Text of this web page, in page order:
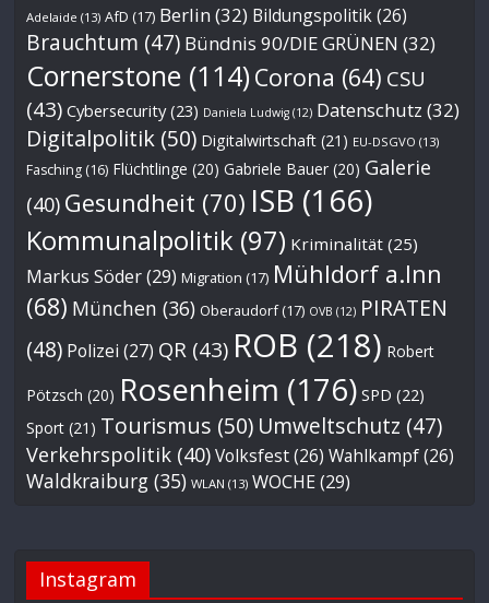
Adelaide (13) AfD (17) Berlin (32) Bildungspolitik(26)
Brauchtum (47) Bündnis 90/DIE GRÜNEN (32)
Cornerstone (114) Corona (64) CSU
(43) Cybersecurity(23) Daniela Ludwig (12) Datenschutz (32)
Digitalpolitik (50) Digitalwirtschaft (21) EU-DSGVO (13)
Fasching (16) Flüchtlinge (20) Gabriele Bauer (20) Galerie
(40) Gesundheit (70) ISB (166)
Kommunalpolitik (97) Kriminalität (25)
Markus Söder(29) Migration (17) Mühldorf a.Inn
(68) München (36) Oberaudorf(17) OVB (12) PIRATEN
(48) Polizei (27) QR (43) ROB (218) Robert
Pötzsch (20) Rosenheim (176) SPD (22)
Sport (21) Tourismus (50) Umweltschutz (47)
Verkehrspolitik (40) Volksfest(26) Wahlkampf(26)
Waldkraiburg (35) WLAN (13) WOCHE(29)
Instagram